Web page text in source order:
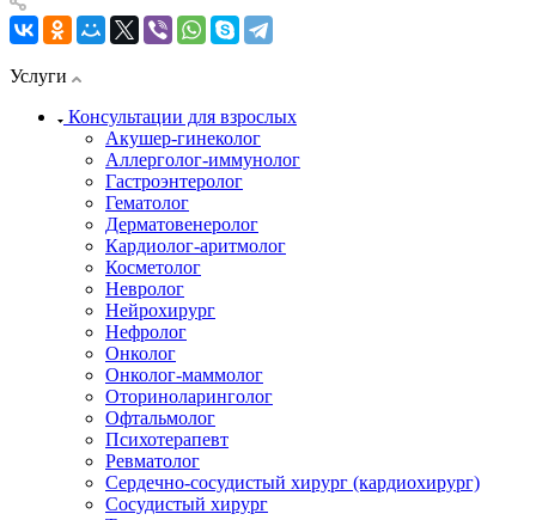
Услуги
Консультации для взрослых
Акушер-гинеколог
Аллерголог-иммунолог
Гастроэнтеролог
Гематолог
Дерматовенеролог
Кардиолог-аритмолог
Косметолог
Невролог
Нейрохирург
Нефролог
Онколог
Онколог-маммолог
Оториноларинголог
Офтальмолог
Психотерапевт
Ревматолог
Сердечно-сосудистый хирург (кардиохирург)
Сосудистый хирург